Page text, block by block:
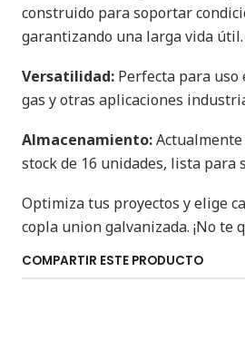
construido para soportar
garantizando una larga vida útil.
Versatilidad: Perfecta para uso
gas y otras aplicaciones
Almacenamiento:
stock de 16 unidades, lista para
Optimiza tus proyectos y elige
copla union galvanizada. ¡No te
COMPARTIR ESTE PRODUCTO